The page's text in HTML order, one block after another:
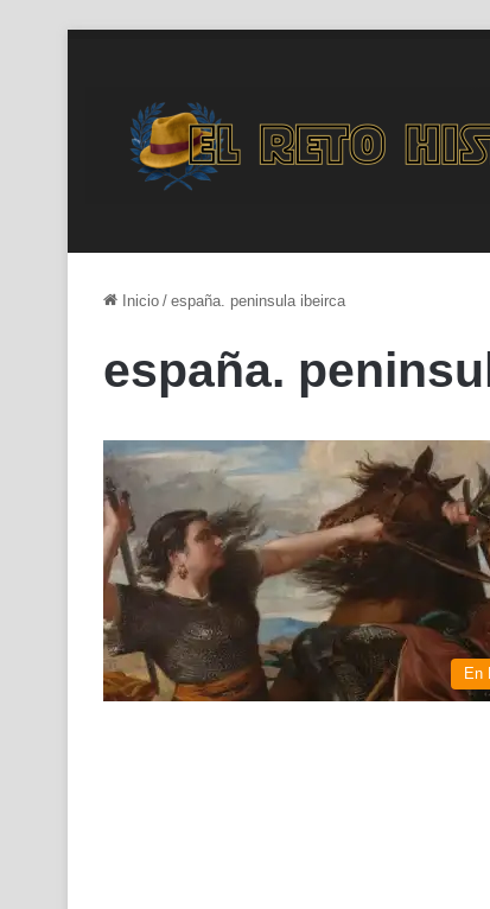
Inicio / españa. peninsula ibeirca
españa.
En